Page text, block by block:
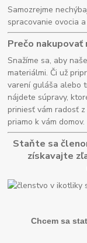
Samozrejme
spracovanie ovocia
Prečo
Snažíme sa, aby
materiálmi. Či už
varení guláša alebo
nájdete súpravy,
priniesť vám radosť
priamo k vám domov.
Staňte sa
získavajte
Chcem sa